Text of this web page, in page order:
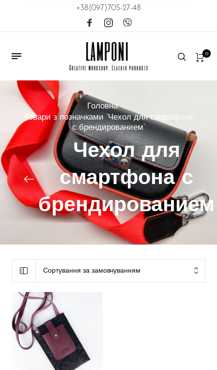
+38(097)705-27-48
0
Головна
/
Товари з позначками “Чехол для смартфона
с брендированием”
Чехол для
смартфона с
брендированием
Сортування за замовчуванням